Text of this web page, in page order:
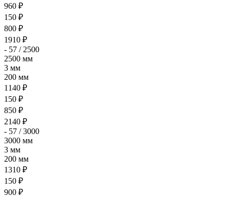
960 ₽
150 ₽
800 ₽
1910 ₽
- 57 / 2500
2500 мм
3 мм
200 мм
1140 ₽
150 ₽
850 ₽
2140 ₽
- 57 / 3000
3000 мм
3 мм
200 мм
1310 ₽
150 ₽
900 ₽